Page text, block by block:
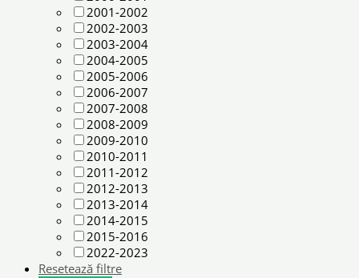
2001-2002
2002-2003
2003-2004
2004-2005
2005-2006
2006-2007
2007-2008
2008-2009
2009-2010
2010-2011
2011-2012
2012-2013
2013-2014
2014-2015
2015-2016
2022-2023
Resetează filtre